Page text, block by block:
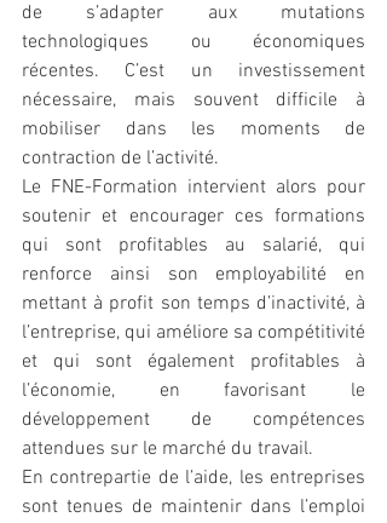
de s’adapter aux mutations
technologiques ou économiques
récentes. C’est un investissement
nécessaire, mais souvent difficile à
mobiliser dans les moments de
contraction de l’activité.
Le FNE-Formation intervient alors pour
soutenir et encourager ces formations
qui sont profitables au salarié, qui
renforce ainsi son employabilité en
mettant à profit son temps d’inactivité, à
l’entreprise, qui améliore sa compétitivité
et qui sont également profitables à
l’économie, en favorisant le
développement de compétences
attendues sur le marché du travail.
En contrepartie de l’aide, les entreprises
sont tenues de maintenir dans l’emploi